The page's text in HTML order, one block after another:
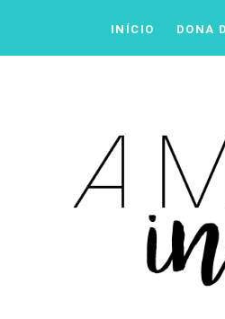
INÍCIO DONA